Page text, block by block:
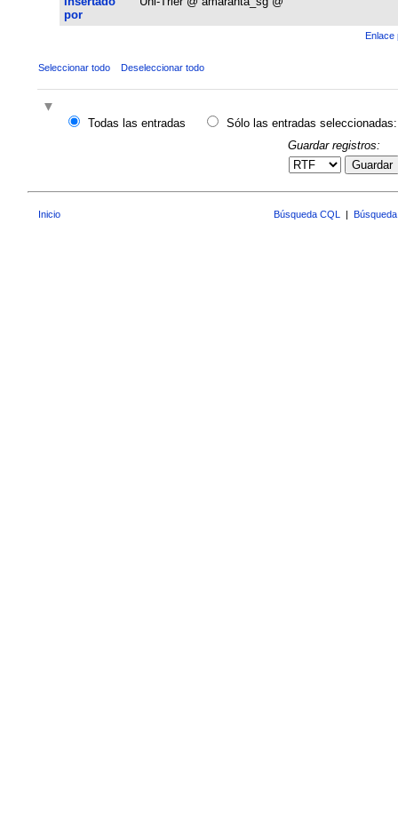
por
Enlace
Seleccionar todo Deseleccionar todo
Todas las entradas
Sólo las entradas seleccionadas:
Guardar registros:
Guardar
Inicio Búsqueda CQL